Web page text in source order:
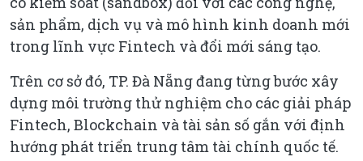
sản phẩm, dịch vụ và mô hình kinh doanh mới
trong lĩnh vực Fintech và đổi mới sáng tạo.
Trên cơ sở đó, TP. Đà Nẵng đang từng bước xây
dựng môi trường thử nghiệm cho các giải pháp
Fintech, Blockchain và tài sản số gắn với định
hướng phát triển trung tâm tài chính quốc tế.